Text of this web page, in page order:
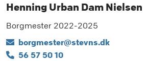
Henning Urban Dam Nielsen
Borgmester 2022-2025
borgmester@stevns.dk
56 57 50 10